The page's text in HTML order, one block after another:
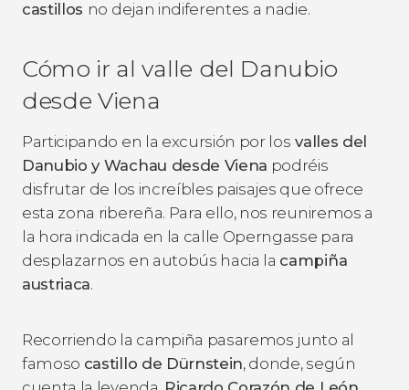
castillos no dejan indiferentes a nadie.
Cómo ir al valle del Danubio
desde Viena
Participando en la excursión por los valles del
Danubio y Wachau desde Viena podréis
disfrutar de los increíbles paisajes que ofrece
esta zona ribereña. Para ello, nos reuniremos a
la hora indicada en la calle Operngasse para
desplazarnos en autobús hacia la campiña
austriaca.
Recorriendo la campiña pasaremos junto al
famoso castillo de Dürnstein, donde, según